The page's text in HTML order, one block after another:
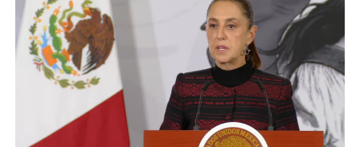
Otros de los asistentes, han empezado a ingresar al
Zócalo para presenciar los diversos números musicales
que estarán encabezados por la Orquesta Monumental
de los PILARES, la Banda Femenil Regional Mujeres del
Viento Florido, Caña Dulce y Caña Brava, así como el
Mariachi Femenil Innovación Mexicana.